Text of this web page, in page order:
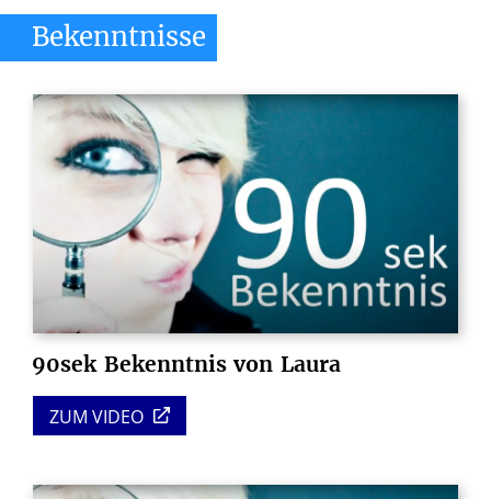
Bekenntnisse
90sek Bekenntnis von Laura
ZUM VIDEO